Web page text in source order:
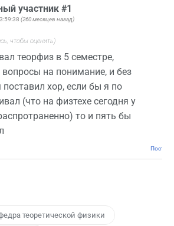
участник #1
(260 месяцев назад)
чтобы оценить)
теорфиз в 5 семестре,
на понимание, и без
хор, если бы я по
(что на физтехе сегодня у
то и пять бы
теоретической физики